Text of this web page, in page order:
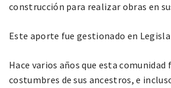
construcción para realizar obras en
Este aporte fue gestionado en
Hace varios años que esta
costumbres de sus ancestros, e